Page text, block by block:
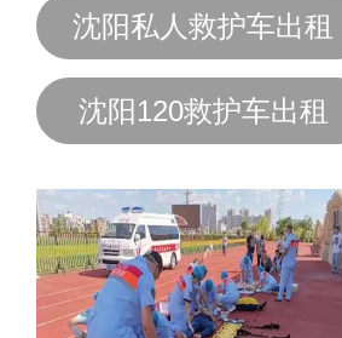
沈阳私人救护车出租
沈阳120救护车出租